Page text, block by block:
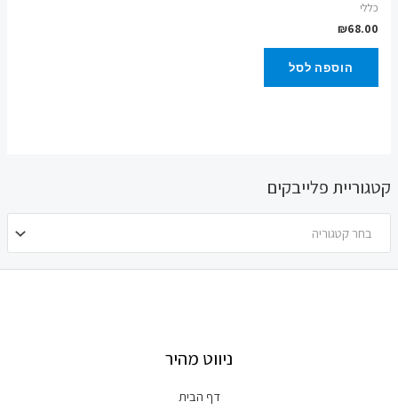
קטגוריית פלייבקים
בחר קטגוריה
כללי
₪68.00
הוספה לסל
ניווט מהיר
דף הבית